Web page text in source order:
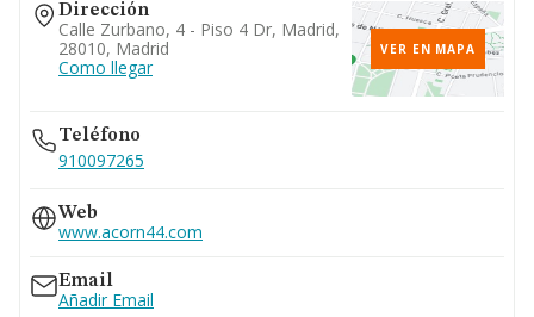
Dirección
Calle Zurbano, 4 - Piso 4 Dr, Madrid,
28010, Madrid
Como llegar
VER EN MAPA
Teléfono
910097265
Web
www.acorn44.com
Email
Añadir Email